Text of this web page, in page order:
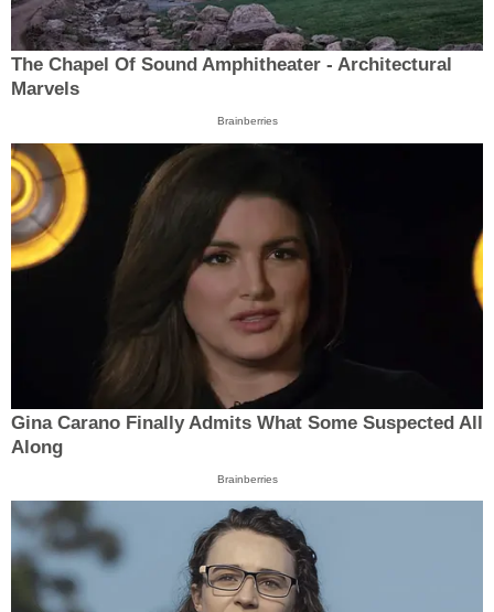
The Chapel Of Sound Amphitheater - Architectural
Marvels
Brainberries
Gina Carano Finally Admits What Some Suspected All
Along
Brainberries